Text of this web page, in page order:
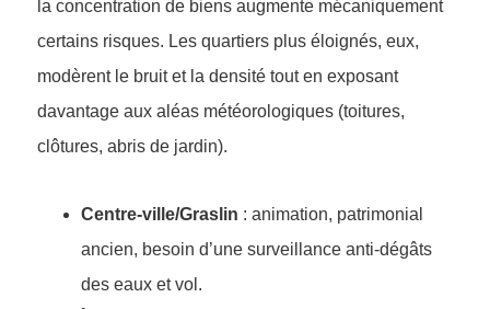
la concentration de biens augmente mécaniquement
certains risques. Les quartiers plus éloignés, eux,
modèrent le bruit et la densité tout en exposant
davantage aux aléas météorologiques (toitures,
clôtures, abris de jardin).
Centre-ville/Graslin : animation, patrimonial
ancien, besoin d’une surveillance anti-dégâts
des eaux et vol.